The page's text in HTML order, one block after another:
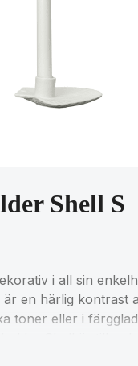
Shell S
i all sin
är en härlig kontrast
toner eller i
rätt i alla